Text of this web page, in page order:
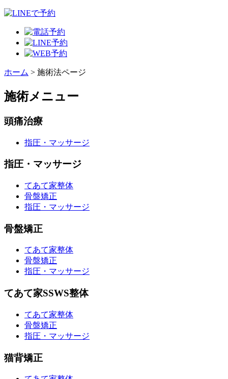
ホーム > 施術法ページ
施術メニュー
頭痛治療
指圧・マッサージ
指圧・マッサージ
てあて家整体
骨盤矯正
指圧・マッサージ
骨盤矯正
てあて家整体
骨盤矯正
指圧・マッサージ
てあて家SSWS整体
てあて家整体
骨盤矯正
指圧・マッサージ
猫背矯正